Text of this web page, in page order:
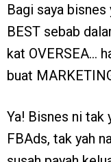
Bagi saya
BEST sebab
kat OVERSEA…
buat
Ya! Bisnes ni tak
FBAds, tak yah